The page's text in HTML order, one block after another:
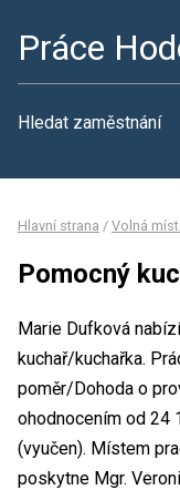
Práce
Hledat zaměstnání
Hlavní strana / Volná
Pomocný
Marie Dufková
kuchař/kuchařka.
poměr/Dohoda o
ohodnocením od 24
(vyučen). Místem
poskytne Mgr.